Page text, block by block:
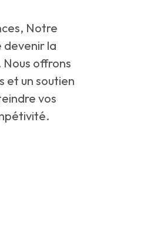
Notre
devenir la
offrons
et un soutien
vos